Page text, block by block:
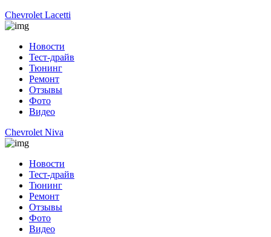
Chevrolet Lacetti
Новости
Тест-драйв
Тюнинг
Ремонт
Отзывы
Фото
Видео
Chevrolet Niva
Новости
Тест-драйв
Тюнинг
Ремонт
Отзывы
Фото
Видео